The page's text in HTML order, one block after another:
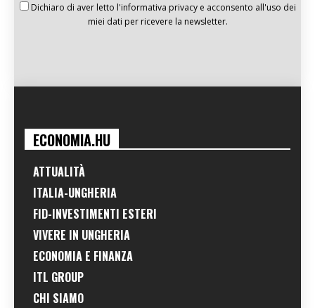
Dichiaro di aver letto l'informativa privacy e acconsento all'uso dei
miei dati per ricevere la newsletter.
ECONOMIA.HU
ATTUALITÀ
ITALIA-UNGHERIA
FID-INVESTIMENTI ESTERI
VIVERE IN UNGHERIA
ECONOMIA E FINANZA
ITL GROUP
CHI SIAMO